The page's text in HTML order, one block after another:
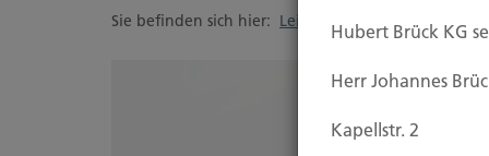
Sie befinden sich hier: Leistungen Leben
Hubert Brück KG
Herr Johannes
Kapellstr. 2